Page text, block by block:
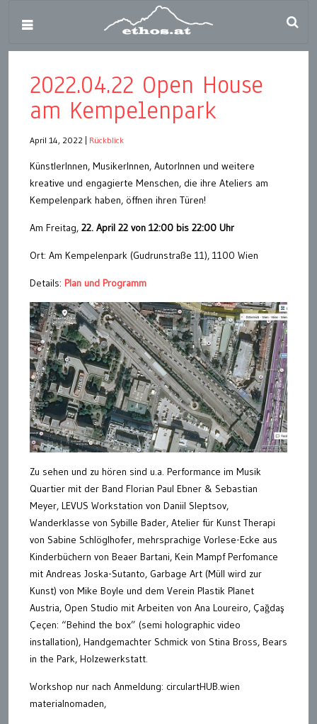
2022.04.22 Open House
am Kempelenpark
April 14, 2022 Rückblick
KünstlerInnen, MusikerInnen, AutorInnen und weitere
kreative und engagierte Menschen, die ihre Ateliers am
Kempelenpark haben, öffnen ihren Türen!
Am Freitag, 22. April 22 von 12:00 bis 22:00 Uhr
Ort: Am Kempelenpark (Gudrunstraße 11), 1100 Wien
Details: Plan und Programm
Zu sehen und zu hören sind u.a. Performance im Musik
Quartier mit der Band Florian Paul Ebner & Sebastian
Meyer, LEVUS Workstation von Daniil Sleptsov,
Wanderklasse von Sybille Bader, Atelier für Kunst Therapi
von Sabine Schlöglhofer, mehrsprachige Vorlese-Ecke aus
Kinderbüchern von Beaer Bartani, Kein Mampf Perfomance
mit Andreas Joska-Sutanto, Garbage Art (Müll wird zur
Kunst) von Mike Boyle und dem Verein Plastik Planet
Austria, Open Studio mit Arbeiten von Ana Loureiro, Çağdaş
Çeçen: “Behind the box” (semi holographic video
installation), Handgemachter Schmick von Stina Bross, Bears
in the Park, Holzewerkstatt.
Workshop nur nach Anmeldung: circulartHUB.wien
materialnomaden,